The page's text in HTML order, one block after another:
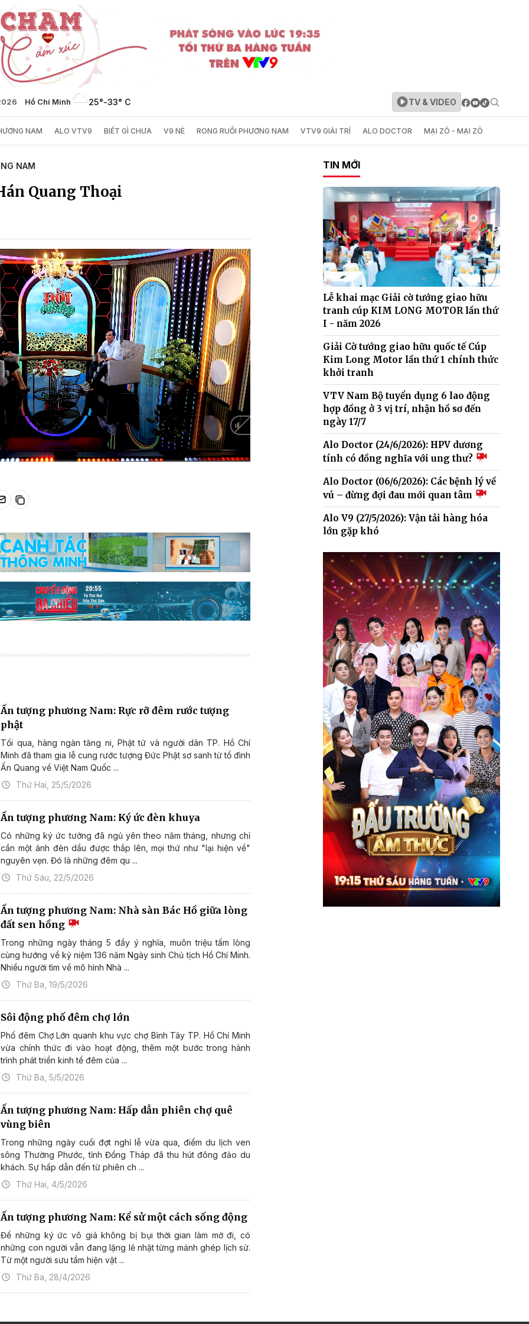
Hồ Chí Minh 25°-33° C TV & VIDEO
NAM ALO VTV9 BIẾT GÌ CHƯA V9 NÈ RONG RUỔI PHƯƠNG NAM VTV9 GIẢI TRÍ ALO DOCTOR MẠI ZÔ - MẠI ZÔ
NAM
Quang Thoại
Ấn tượng phương Nam: Rực rỡ đêm rước tượng
phật
Tối qua, hàng ngàn tăng ni, Phật tử và người dân TP. Hồ Chí
Minh đã tham gia lễ cung rước tượng Đức Phật sơ sanh từ tổ đình
Ấn Quang về Việt Nam Quốc ...
Thứ Hai, 25/5/2026
Ấn tượng phương Nam: Ký ức đèn khuya
Có những ký ức tưởng đã ngủ yên theo năm tháng, nhưng chỉ
cần một ánh đèn dầu được thắp lên, mọi thứ như "lại hiện về"
nguyên vẹn. Đó là những đêm qu ...
Thứ Sáu, 22/5/2026
Ấn tượng phương Nam: Nhà sàn Bác Hồ giữa lòng
đất sen hồng
Trong những ngày tháng 5 đầy ý nghĩa, muôn triệu tấm lòng
cùng hướng về kỷ niệm 136 năm Ngày sinh Chủ tịch Hồ Chí Minh.
Nhiều người tìm về mô hình Nhà ...
Thứ Ba, 19/5/2026
Sôi động phố đêm chợ lớn
Phố đêm Chợ Lớn quanh khu vực chợ Bình Tây TP. Hồ Chí Minh
vừa chính thức đi vào hoạt động, thêm một bước trong hành
trình phát triển kinh tế đêm của ...
Thứ Ba, 5/5/2026
Ấn tượng phương Nam: Hấp dẫn phiên chợ quê
vùng biên
Trong những ngày cuối đợt nghỉ lễ vừa qua, điểm du lịch ven
sông Thường Phước, tỉnh Đồng Tháp đã thu hút đông đảo du
khách. Sự hấp dẫn đến từ phiên ch ...
Thứ Hai, 4/5/2026
Ấn tượng phương Nam: Kể sử một cách sống động
Để những ký ức vô giá không bị bụi thời gian làm mờ đi, có
những con người vẫn đang lặng lẽ nhặt từng mảnh ghép lịch sử.
Từ một người sưu tầm hiện vật ...
Thứ Ba, 28/4/2026
TIN MỚI
Lễ khai mạc Giải cờ tướng giao hữu
tranh cúp KIM LONG MOTOR lần thứ
I - năm 2026
Giải Cờ tướng giao hữu quốc tế Cúp
Kim Long Motor lần thứ 1 chính thức
khởi tranh
VTV Nam Bộ tuyển dụng 6 lao động
hợp đồng ở 3 vị trí, nhận hồ sơ đến
ngày 17/7
Alo Doctor (24/6/2026): HPV dương
tính có đồng nghĩa với ung thư?
Alo Doctor (06/6/2026): Các bệnh lý về
vú – đừng đợi đau mới quan tâm
Alo V9 (27/5/2026): Vận tải hàng hóa
lớn gặp khó